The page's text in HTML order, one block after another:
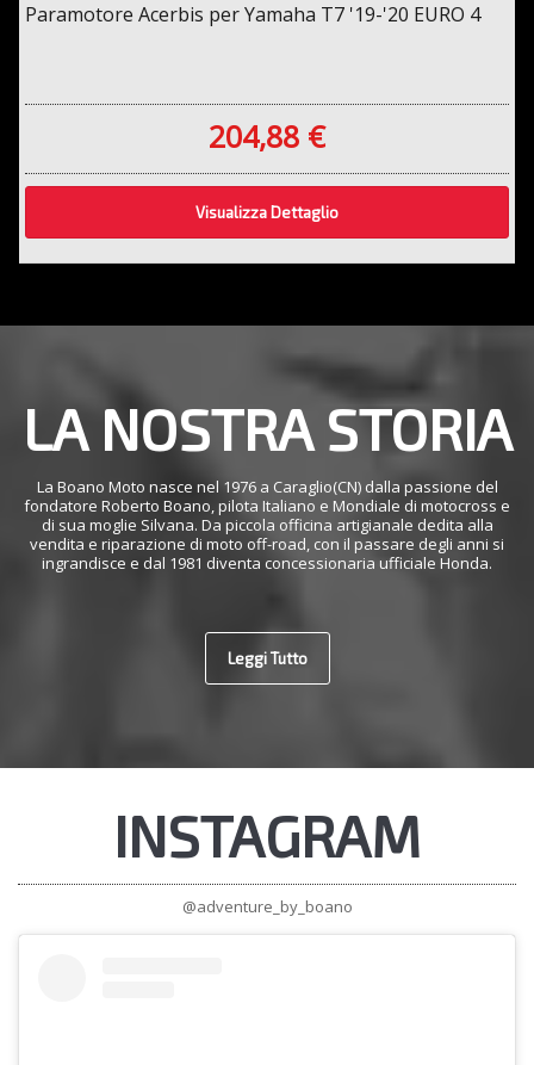
Paramotore Acerbis per Yamaha T7 '19-'20 EURO 4
204,88 €
Visualizza Dettaglio
LA NOSTRA STORIA
La Boano Moto nasce nel 1976 a Caraglio(CN) dalla passione del
fondatore Roberto Boano, pilota Italiano e Mondiale di motocross e
di sua moglie Silvana. Da piccola officina artigianale dedita alla
vendita e riparazione di moto off-road, con il passare degli anni si
ingrandisce e dal 1981 diventa concessionaria ufficiale Honda.
Leggi Tutto
INSTAGRAM
@adventure_by_boano